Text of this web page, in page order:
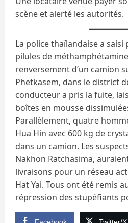
scène et alerté les autorités.
La police thaïlandaise a saisi
pilules de
renversement d’un camion
Phetkasem, dans le district
conducteur a pris la fuite,
boîtes en mousse
Parallèlement, quatre
Hua Hin avec 600 kg de
dans un camion. Les
Nakhon Ratchasima,
livraisons pour un réseau
Hat Yai. Tous ont été remis
répression des stupéfiants